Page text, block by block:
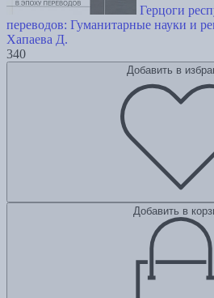
Герцоги
переводов: Гуманитарные науки и
Хапаева Д.
340
Добавить в
Добавить в